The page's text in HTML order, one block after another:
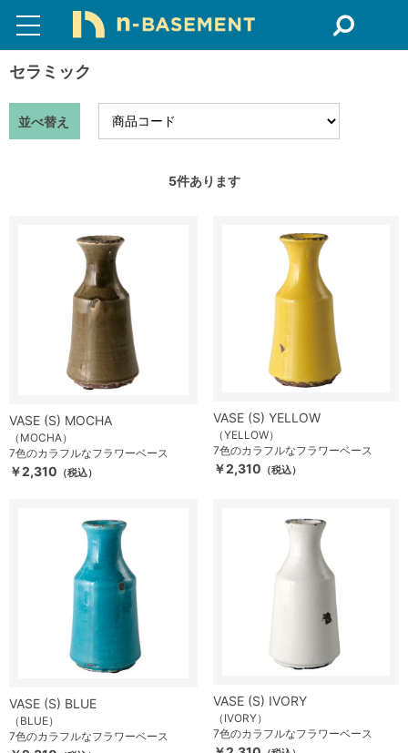
セラミック
並べ替え
5件あります
VASE (S) MOCHA
（MOCHA）
7色のカラフルなフラワーベース
￥2,310 （税込）
VASE (S) YELLOW
（YELLOW）
7色のカラフルなフラワーベース
￥2,310 （税込）
VASE (S) BLUE
（BLUE）
7色のカラフルなフラワーベース
VASE (S) IVORY
（IVORY）
7色のカラフルなフラワーベース